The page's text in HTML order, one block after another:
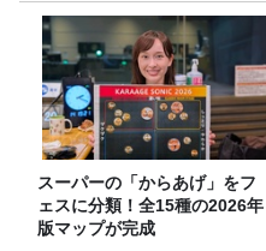
スーパーの「からあげ」をフ
ェスに分類！全15種の2026年
版マップが完成